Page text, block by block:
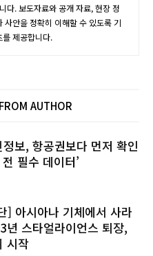
다. 보도자료와 공개 자료, 현장 정
안을 정확히 이해할 수 있도록 기
제공합니다.
AUTHOR
보, 항공권보다 먼저 확인
필수 데이터’
] 아시아나 기체에서 사라
년 스타얼라이언스 퇴장,
시작